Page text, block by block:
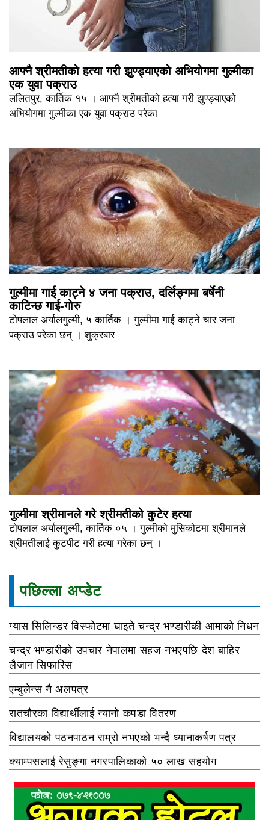
आफ्नै श्रीमतीको हत्या गरी झुण्ड्याएको अभियोगमा गुल्मीका
एक युवा पक्राउ
ललितपुर, कार्तिक १५ । आफ्नै श्रीमतीको हत्या गरी झुण्ड्याएको
अभियोगमा गुल्मीका एक युवा पक्राउ परेका
गुल्मीमा गाई काट्ने ४ जना पक्राउ, दर्लिङ्गमा बर्षेनी
काटिन्छ गाई-गोरु
टोपलाल अर्यालगुल्मी, ५ कार्तिक । गुल्मीमा गाई काट्ने चार जना
पक्राउ परेका छन् । शुक्रबार
गुल्मीमा श्रीमानले गरे श्रीमतीको कुटेर हत्या
टोपलाल अर्यालगुल्मी, कार्तिक ०५ । गुल्मीको मुसिकोटमा श्रीमानले
श्रीमतीलाई कुटपीट गरी हत्या गरेका छन् ।
पछिल्ला अप्डेट
ग्यास सिलिन्डर विस्फोटमा घाइते चन्द्र भण्डारीकी आमाको निधन
चन्द्र भण्डारीको उपचार नेपालमा सहज नभएपछि देश बाहिर
लैजान सिफारिस
एम्बुलेन्स नै अलपत्र
रातचौरका विद्यार्थीलाई न्यानो कपडा वितरण
विद्यालयको पठनपाठन राम्रो नभएको भन्दै ध्यानाकर्षण पत्र
क्याम्पसलाई रेसुङ्गा नगरपालिकाको ५० लाख सहयोग